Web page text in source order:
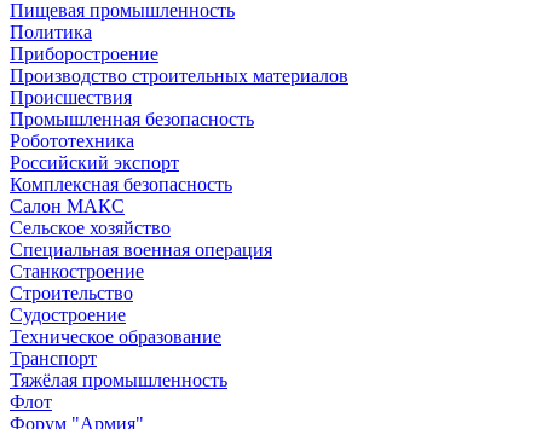
Пищевая промышленность
Политика
Приборостроение
Производство строительных материалов
Происшествия
Промышленная безопасность
Робототехника
Российский экспорт
Комплексная безопасность
Салон МАКС
Сельское хозяйство
Специальная военная операция
Станкостроение
Строительство
Судостроение
Техническое образование
Транспорт
Тяжёлая промышленность
Флот
Форум "Армия"